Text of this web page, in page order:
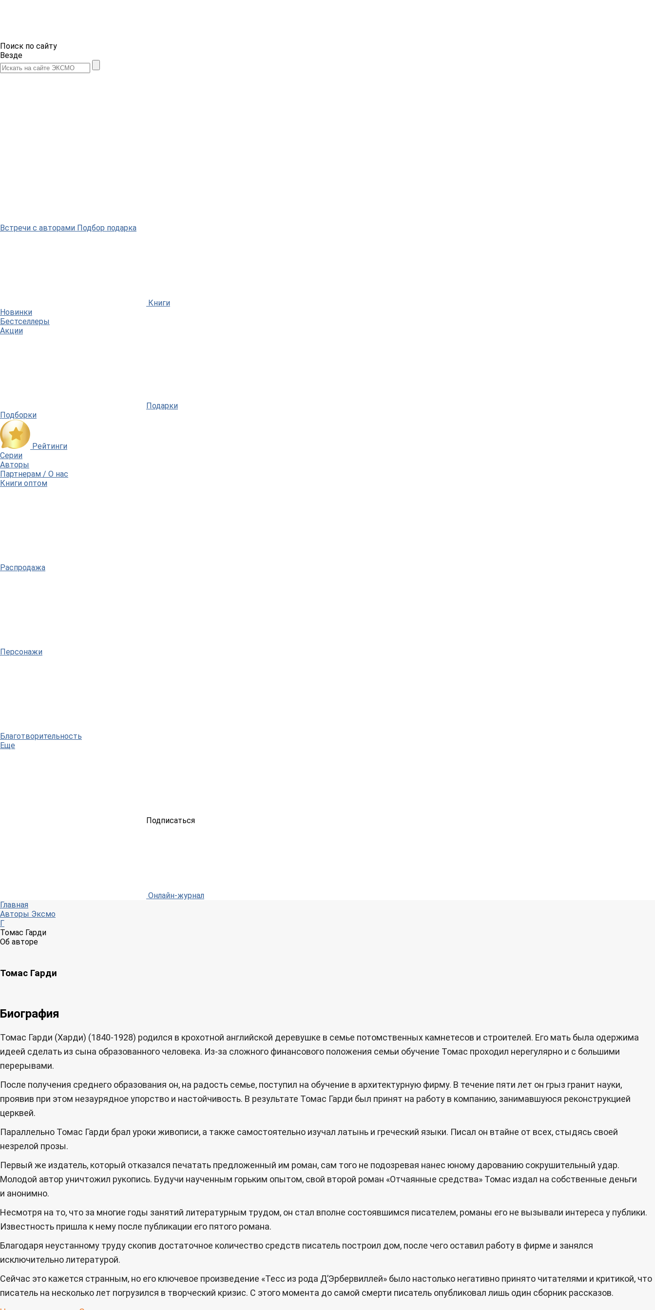
Поиск по сайту
Везде
Встречи с авторами Подбор подарка
Книги
Новинки
Бестселлеры
Акции
Подарки
Подборки
Рейтинги
Серии
Авторы
Партнерам / О нас
Книги оптом
Распродажа
Персонажи
Благотворительность
Еще
Подписаться
Онлайн-журнал
Главная
Авторы Эксмо
Г
Томас Гарди
Об авторе
Томас Гарди
Биография
Томас Гарди (Харди) (1840-1928) родился в крохотной английской деревушке в семье потомственных камнетесов и строителей. Его мать была одержима
идеей сделать из сына образованного человека. Из-за сложного финансового положения семьи обучение Томас проходил нерегулярно и с большими
перерывами.
После получения среднего образования он, на радость семье, поступил на обучение в архитектурную фирму. В течение пяти лет он грыз гранит науки,
проявив при этом незаурядное упорство и настойчивость. В результате Томас Гарди был принят на работу в компанию, занимавшуюся реконструкцией
церквей.
Параллельно Томас Гарди брал уроки живописи, а также самостоятельно изучал латынь и греческий языки. Писал он втайне от всех, стыдясь своей
незрелой прозы.
Первый же издатель, который отказался печатать предложенный им роман, сам того не подозревая нанес юному дарованию сокрушительный удар.
Молодой автор уничтожил рукопись. Будучи наученным горьким опытом, свой второй роман «Отчаянные средства» Томас издал на собственные деньги
и анонимно.
Несмотря на то, что за многие годы занятий литературным трудом, он стал вполне состоявшимся писателем, романы его не вызывали интереса у публики.
Известность пришла к нему после публикации его пятого романа.
Благодаря неустанному труду скопив достаточное количество средств писатель построил дом, после чего оставил работу в фирме и занялся
исключительно литературой.
Сейчас это кажется странным, но его ключевое произведение «Тесс из рода Д’Эрбервиллей» было настолько негативно принято читателями и критикой, что
писатель на несколько лет погрузился в творческий кризис. С этого момента до самой смерти писатель опубликовал лишь один сборник рассказов.